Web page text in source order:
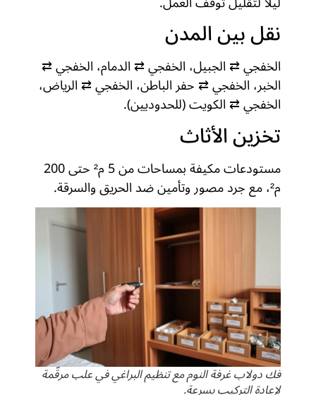
نقل بين المدن
الخفجي ⇄ الجبيل، الخفجي ⇄ الدمام، الخفجي ⇄
الخبر، الخفجي ⇄ حفر الباطن، الخفجي ⇄ الرياض،
الخفجي ⇄ الكويت (للحدوديين).
تخزين الأثاث
مستودعات مكيفة بمساحات من 5 م² حتى 200
م²، مع جرد مصور وتأمين ضد الحريق والسرقة.
فك دولاب غرفة النوم مع تنظيم البراغي في علب مرقّمة
لإعادة التركيب بسرعة.